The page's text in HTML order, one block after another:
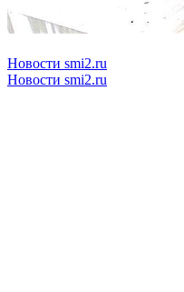
Новости smi2.ru
Новости smi2.ru